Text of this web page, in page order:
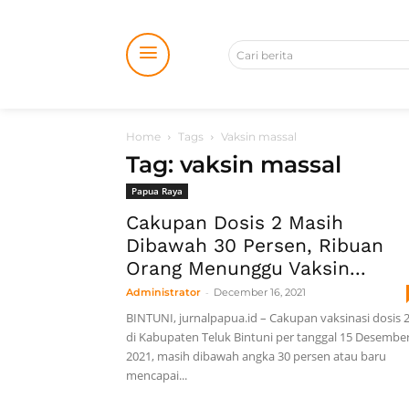
Cari berita
Home Tags Vaksin massal
Tag: vaksin massal
Papua Raya
Cakupan Dosis 2 Masih
Dibawah 30 Persen, Ribuan
Orang Menunggu Vaksin...
Administrator - December 16, 2021
BINTUNI, jurnalpapua.id – Cakupan vaksinasi dosis 2
di Kabupaten Teluk Bintuni per tanggal 15
2021, masih dibawah angka 30 persen atau baru
mencapai...